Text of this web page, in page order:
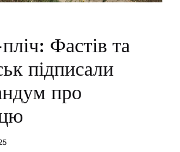
Фастів та
підписали
про